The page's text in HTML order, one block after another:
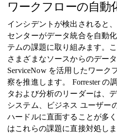
ワークフローの自動
インシデントが検出されると
センターがデータ統合を自動
テムの課題に取り組みます。
さまざまなソースからのデー
ServiceNow を活用したワーク
察を推進します。 Forrester の
タおよび分析のリーダーは、
システム、ビジネス ユーザー
ハードルに直面することが多
はこれらの課題に直接対処しま